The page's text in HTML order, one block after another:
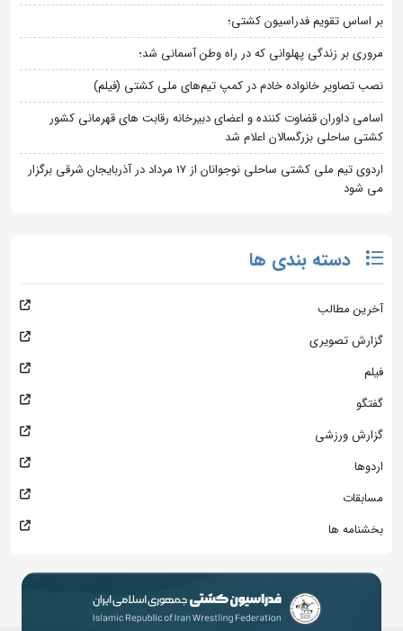
بر اساس تقویم فدراسیون کشتی؛
مروری بر زندگی پهلوانی که در راه وطن آسمانی شد؛
نصب تصاویر خانواده خادم در کمپ تیم‌های ملی کشتی (فیلم)
اسامی داوران قضاوت کننده و اعضای دبیرخانه رقابت های قهرمانی کشور
کشتی ساحلی بزرگسالان اعلام شد
اردوی تیم ملی کشتی ساحلی نوجوانان از 17 مرداد در آذربایجان شرقی برگزار
می شود
دسته بندی ها
آخرین مطالب
گزارش تصویری
فیلم
گفتگو
گزارش ورزشی
اردوها
مسابقات
بخشنامه ها